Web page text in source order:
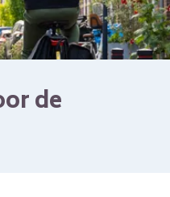
de